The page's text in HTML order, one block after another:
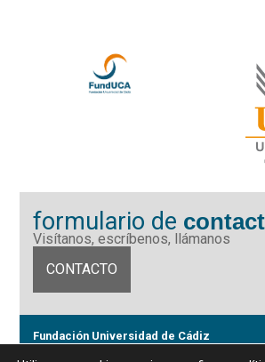
formulario de
Visítanos, escríbenos, llámanos
CONTACTO
Fundación Universidad de Cádiz